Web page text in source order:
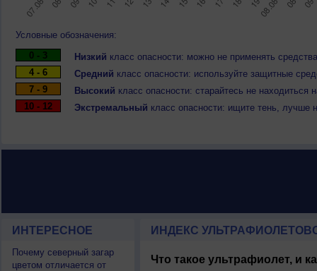
Условные обозначения:
0 - 3
Низкий класс опасности: можно не применять
4 - 6
Средний класс опасности: используйте защитные
7 - 9
Высокий класс опасности: старайтесь не
10 - 12
Экстремальный класс опасности: ищите тень, лучше
ИНТЕРЕСНОЕ
Почему северный загар
цветом отличается от
ИНДЕКС
Что такое ультрафиолет, и